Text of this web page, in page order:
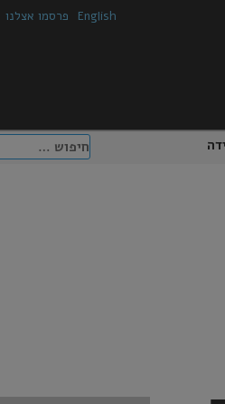
English פרסמו אצלנו
חיפוש: